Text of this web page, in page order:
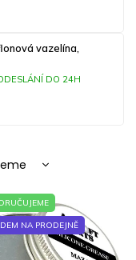
vazelína,
DO 24H
NA PRODEJNĚ